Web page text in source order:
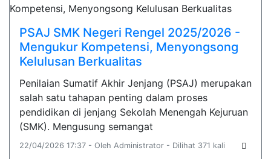
PSAJ SMK Negeri Rengel 2025/2026 -
Mengukur Kompetensi, Menyongsong
Kelulusan Berkualitas
Penilaian Sumatif Akhir Jenjang (PSAJ) merupakan
salah satu tahapan penting dalam proses
pendidikan di jenjang Sekolah Menengah Kejuruan
(SMK). Mengusung semangat
22/04/2026 17:37 - Oleh Administrator - Dilihat 371 kali